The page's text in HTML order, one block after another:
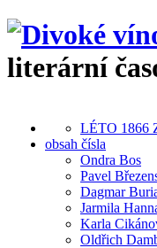
literární
LÉTO 1866
obsah čísla
Ondra Bos
Pavel
Dagmar
Jarmila
Karla
Oldřich